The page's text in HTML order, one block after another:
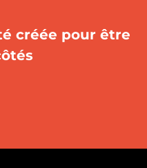
créée pour être